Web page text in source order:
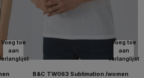
Voeg toe
aan
Voeg toe
aan
verlanglijst
B&C TW063 Sublimation /women